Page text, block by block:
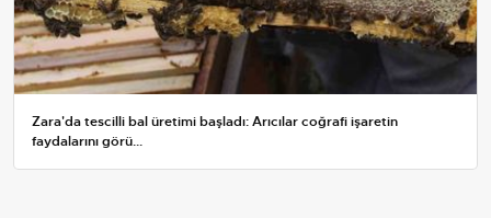
Zara'da tescilli bal üretimi başladı: Arıcılar coğrafi işaretin
faydalarını görü...